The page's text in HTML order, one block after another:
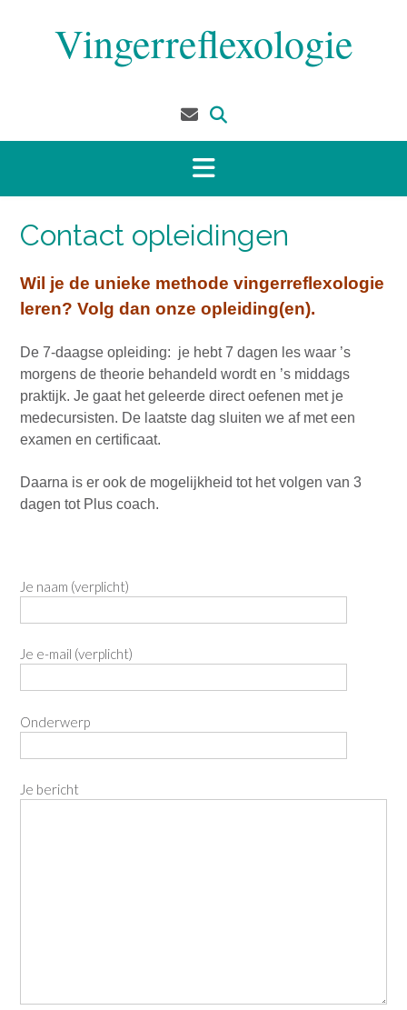
Vingerreflexologie
Contact opleidingen
Wil je de unieke methode vingerreflexologie
leren? Volg dan onze opleiding(en).
De 7-daagse opleiding: je hebt 7 dagen les waar ’s
morgens de theorie behandeld wordt en ’s middags
praktijk. Je gaat het geleerde direct oefenen met je
medecursisten. De laatste dag sluiten we af met een
examen en certificaat.
Daarna is er ook de mogelijkheid tot het volgen van 3
dagen tot Plus coach.
Je naam (verplicht)
Je e-mail (verplicht)
Onderwerp
Je bericht